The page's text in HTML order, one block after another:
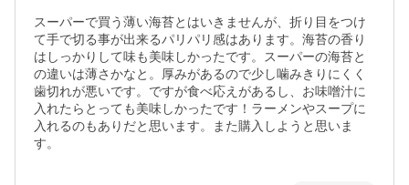
スーパーで買う薄い海苔とはいきませんが、折り目をつけ
て手で切る事が出来るパリパリ感はあります。海苔の香り
はしっかりして味も美味しかったです。スーパーの海苔と
の違いは薄さかなと。厚みがあるので少し噛みきりにくく
歯切れが悪いです。ですが食べ応えがあるし、お味噌汁に
入れたらとっても美味しかったです！ラーメンやスープに
入れるのもありだと思います。また購入しようと思いま
す。